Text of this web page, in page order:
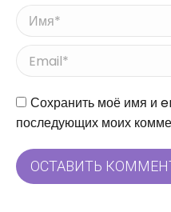
Имя *
Email *
СайтСохранить моё имя и
последующих моих
ОСТАВИТЬ